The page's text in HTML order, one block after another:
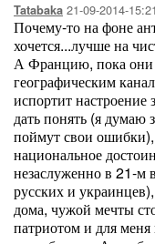
Tatabaka 21-09-2014-15:21
Почему-то на фоне
хочется...лучше на
А Францию, пока они
географическим
испортит
дать понять (я думаю
поймут свои
национальное
незаслуженно в 21-м
русских и
дома, чужой мечты
патриотом и для